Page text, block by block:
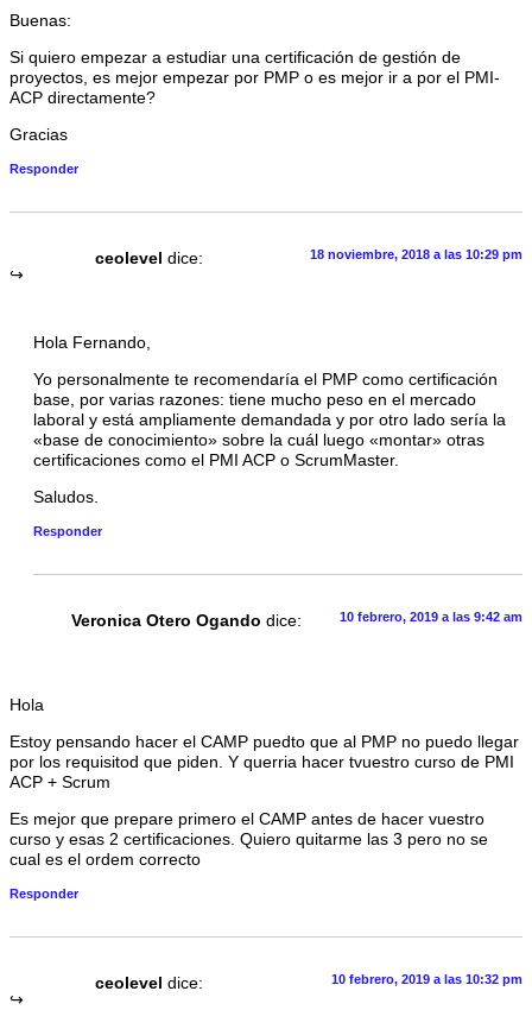
Buenas:
Si quiero empezar a estudiar una certificación de gestión de
proyectos, es mejor empezar por PMP o es mejor ir a por el PMI-
ACP directamente?
Gracias
Responder
ceolevel dice: 18 noviembre, 2018 a las 10:29 pm
Hola Fernando,
Yo personalmente te recomendaría el PMP como certificación
base, por varias razones: tiene mucho peso en el mercado
laboral y está ampliamente demandada y por otro lado sería la
«base de conocimiento» sobre la cuál luego «montar» otras
certificaciones como el PMI ACP o ScrumMaster.
Saludos.
Responder
Veronica Otero Ogando dice: 10 febrero, 2019 a las 9:42 am
Hola
Estoy pensando hacer el CAMP puedto que al PMP no puedo llegar
por los requisitod que piden. Y querria hacer tvuestro curso de PMI
ACP + Scrum
Es mejor que prepare primero el CAMP antes de hacer vuestro
curso y esas 2 certificaciones. Quiero quitarme las 3 pero no se
cual es el ordem correcto
Responder
ceolevel dice: 10 febrero, 2019 a las 10:32 pm